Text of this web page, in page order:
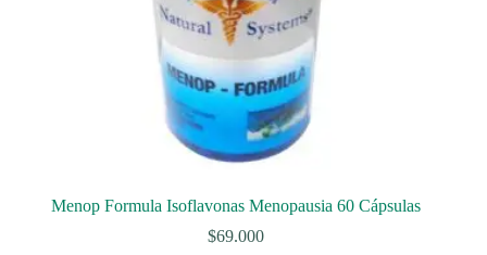
Menop Formula Isoflavonas Menopausia 60 Cápsulas
$69.000